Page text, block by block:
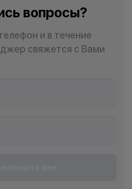
вопросы?
и в течение
свяжется с Вами